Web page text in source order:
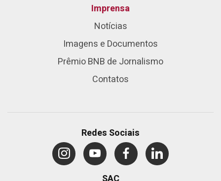
Imprensa
Notícias
Imagens e Documentos
Prêmio BNB de Jornalismo
Contatos
Redes Sociais